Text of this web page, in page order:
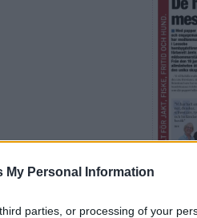
My Personal Information
parties, or processing of your